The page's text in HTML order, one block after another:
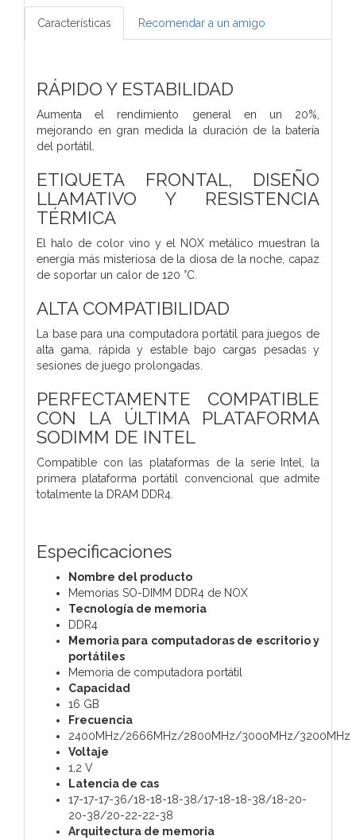
Características Recomendar a un amigo
RÁPIDO Y ESTABILIDAD
Aumenta el rendimiento general en un 20%,
mejorando en gran medida la duración de la batería
del portátil.
ETIQUETA FRONTAL, DISEÑO
LLAMATIVO Y RESISTENCIA
TÉRMICA
El halo de color vino y el NOX metálico muestran la
energía más misteriosa de la diosa de la noche, capaz
de soportar un calor de 120 °C.
ALTA COMPATIBILIDAD
La base para una computadora portátil para juegos de
alta gama, rápida y estable bajo cargas pesadas y
sesiones de juego prolongadas.
PERFECTAMENTE COMPATIBLE
CON LA ÚLTIMA PLATAFORMA
SODIMM DE INTEL
Compatible con las plataformas de la serie Intel, la
primera plataforma portátil convencional que admite
totalmente la DRAM DDR4.
Especificaciones
Nombre del producto
Memorias SO-DIMM DDR4 de NOX
Tecnología de memoria
DDR4
Memoria para computadoras de escritorio y
portátiles
Memoria de computadora portátil
Capacidad
16 GB
Frecuencia
2400MHz/2666MHz/2800MHz/3000MHz/3200MHz
Voltaje
1,2 V
Latencia de cas
17-17-17-36/18-18-18-38/17-18-18-38/18-20-
20-38/20-22-22-38
Arquitectura de memoria